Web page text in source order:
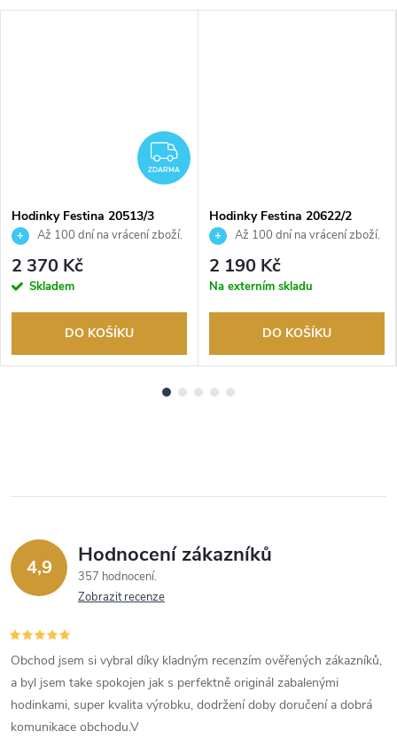
ZDARMA
ZDARMA
Hodinky Festina 20513/3
Až 100 dní na vrácení zboží.
Autorizovaný prodejce.
2 370 Kč
Skladem
DO KOŠÍKU
Hodinky Festina 20622/2
Až 100 dní na vrácení zboží.
Autorizovaný prodejce.
2 190 Kč
Na externím skladu
DO KOŠÍKU
4,9 Hodnocení zákazníků
357 hodnocení
Zobrazit recenze
Obchod jsem si vybral díky kladným recenzím ověřených zákazníků,
a byl jsem take spokojen jak s perfektně originál zabalenými
hodinkami, super kvalita výrobku, dodržení doby doručení a dobrá
komunikace obchodu.V